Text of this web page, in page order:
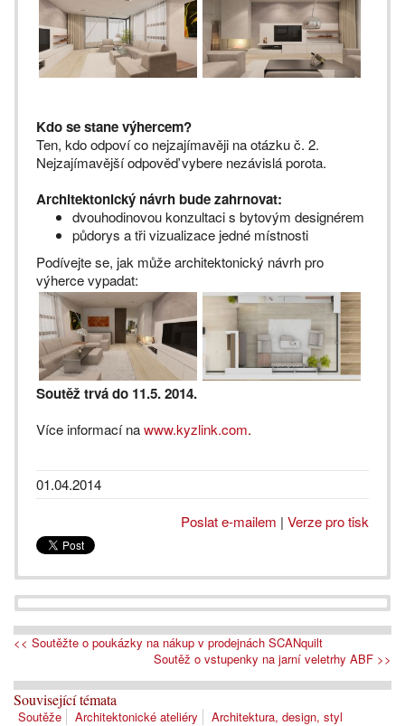
Kdo se stane výhercem?
Ten, kdo odpoví co nejzajímavěji na otázku č. 2.
Nejzajímavější odpověď vybere nezávislá porota.
Architektonický návrh bude zahrnovat:
dvouhodinovou konzultaci s bytovým designérem
půdorys a tři vizualizace jedné místnosti
Podívejte se, jak může architektonický návrh pro
výherce vypadat:
Soutěž trvá do 11.5. 2014.
Více informací nawww.kyzlink.com.
01.04.2014
Poslat e-mailem | Verze pro tisk
<< Soutěžte o poukázky na nákup v prodejnách SCANquilt
Soutěž o vstupenky na jarní veletrhy ABF >>
Související témata
Soutěže Architektonické ateliéry Architektura, design, styl